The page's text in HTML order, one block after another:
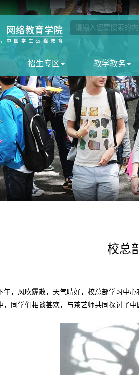
招生专区 教学教务
校总
午，风吹霾散，天气晴好，校总部学习中
，同学们相谈甚欢，与茶艺师共同探讨了中